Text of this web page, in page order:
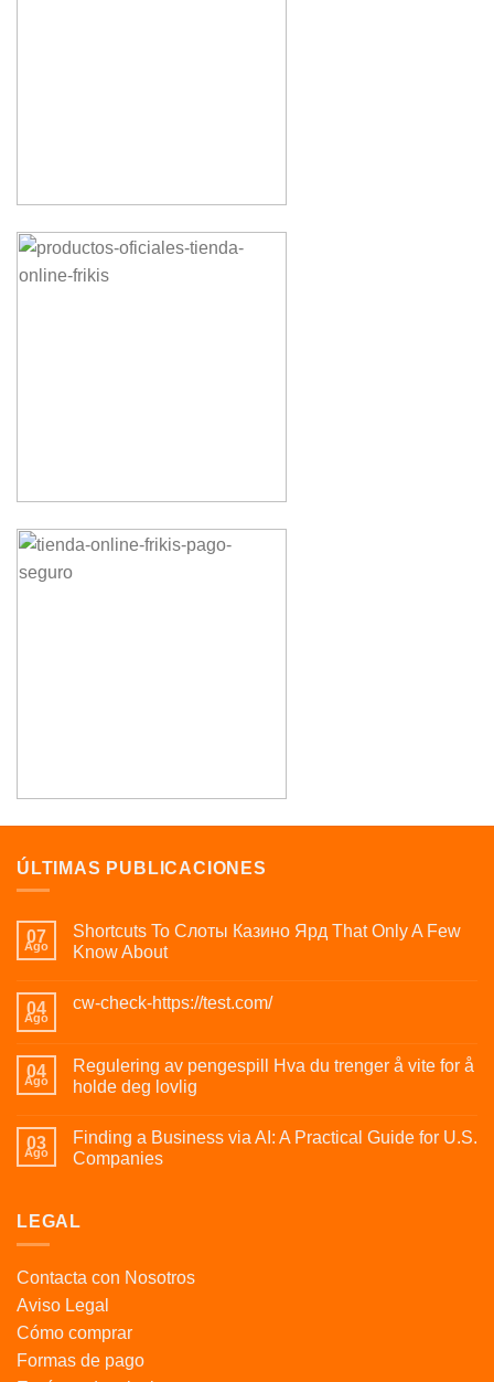
ÚLTIMAS PUBLICACIONES
07
Ago
Shortcuts To Слоты Казино Ярд That Only A Few
Know About
04
Ago
cw-check-https://test.com/
04
Ago
Regulering av pengespill Hva du trenger å vite for å
holde deg lovlig
03
Ago
Finding a Business via AI: A Practical Guide for U.S.
Companies
LEGAL
Contacta con Nosotros
Aviso Legal
Cómo comprar
Formas de pago